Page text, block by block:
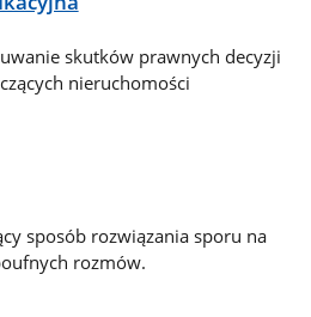
skutków prawnych decyzji
nieruchomości
sposób rozwiązania sporu na
rozmów.